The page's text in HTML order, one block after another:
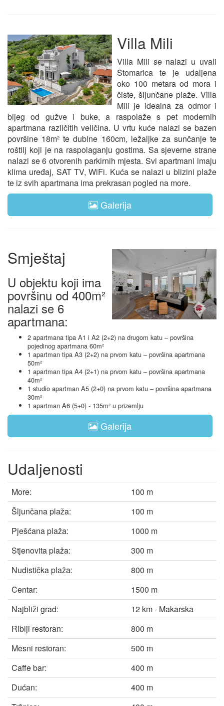
Villa Mili
Villa Mili se nalazi u uvali
Stomarica te je udaljena
oko 100 metara od mora i
čiste, šljunčane plaže. Villa
Mili je idealna za odmor i
bijeg od gužve i buke, a raspolaže s pet modernih
apartmana različitih veličina. U vrtu kuće nalazi se bazen
površine 18m² te dubine 160cm, ležaljke za sunčanje te
roštilj koji je na raspolaganju gostima. Sa sjeverne strane
nalazi se 6 otvorenih parkirnih mjesta. Svi apartmani imaju
klima uređaj, SAT TV, WiFi. Kuća se nalazi u blizini plaže
te iz svih apartmana ima prekrasan pogled na more.
Galerija
Smještaj
U objektu koji ima
površinu od 400m²
nalazi se 6
apartmana:
2 apartmana tipa A1 i A2 (2+2) na drugom katu – površina
pojedinog apartmana 60m²
1 apartman tipa A3 (2+2) na prvom katu – površina apartmana
50m²
1 apartman tipa A4 (2+1) na prvom katu – površina apartmana
40m²
1 studio apartman A5 (2+0) na prvom katu – površina apartmana
30m²
1 apartman A6 (5+0) - 135m² u prizemlju
Galerija
Udaljenosti
More:
100 m
Šljunčana plaža:
100 m
Pješćana plaža:
1000 m
Stjenovita plaža:
300 m
Nudistička plaža:
800 m
Centar:
1500 m
Najbliži grad:
12 km - Makarska
Riblji restoran:
800 m
Mesni restoran:
500 m
Caffe bar:
400 m
Dućan:
400 m